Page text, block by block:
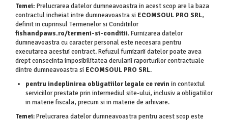
Temei: Prelucrarea datelor dumneavoastra in acest scop are la baza
contractul incheiat intre dumneavoastra si ECOMSOUL PRO SRL,
definit in cuprinsul Termenelor si Conditiilor
fishandpaws.ro/termeni-si-conditii. Furnizarea datelor
dumneavoastra cu caracter personal este necesara pentru
executarea acestui contract. Refuzul furnizarii datelor poate avea
drept consecinta imposibilitatea derularii raporturilor contractuale
dintre dumneavoastra si ECOMSOUL PRO SRL.
pentru indeplinirea obligatiilor legale ce revinin contextul
serviciilor prestate prin intermediul site-ului, inclusiv a obligatiilor
in materie fiscala, precum si in materie de arhivare.
Temei: Prelucrarea datelor dumneavoastra pentru acest scop este